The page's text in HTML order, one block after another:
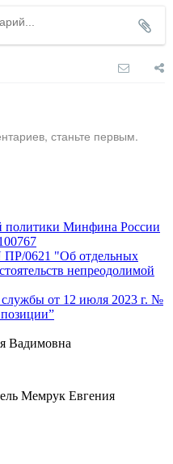
станьте первым.
политики Минфина России
0621 "Об отдельных
непреодолимой
от 12 июля 2023 г. №
Вадимовна
Мемрук Евгения